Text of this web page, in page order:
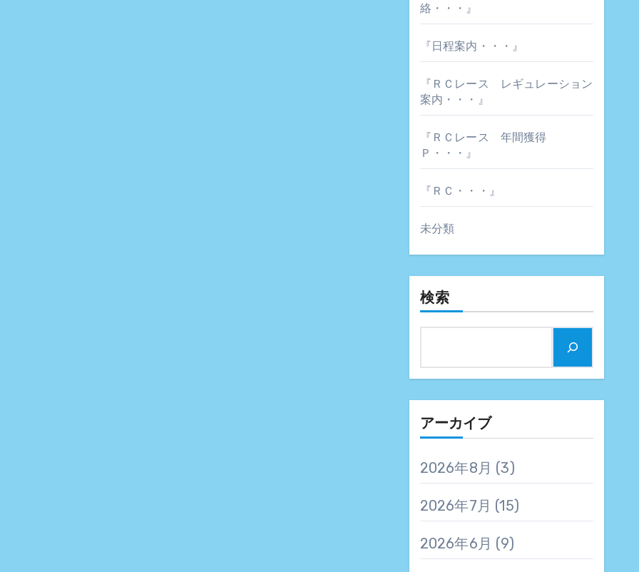
絡・・・』
『日程案内・・・』
『ＲＣレース レギュレーション
案内・・・』
『ＲＣレース 年間獲得
Ｐ・・・』
『ＲＣ・・・』
未分類
検索
アーカイブ
2026年8月 (3)
2026年7月 (15)
2026年6月 (9)